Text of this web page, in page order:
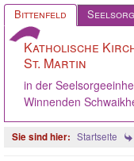
Bittenfeld
Katholische
St. Martin
in der
Winnenden
Startseite